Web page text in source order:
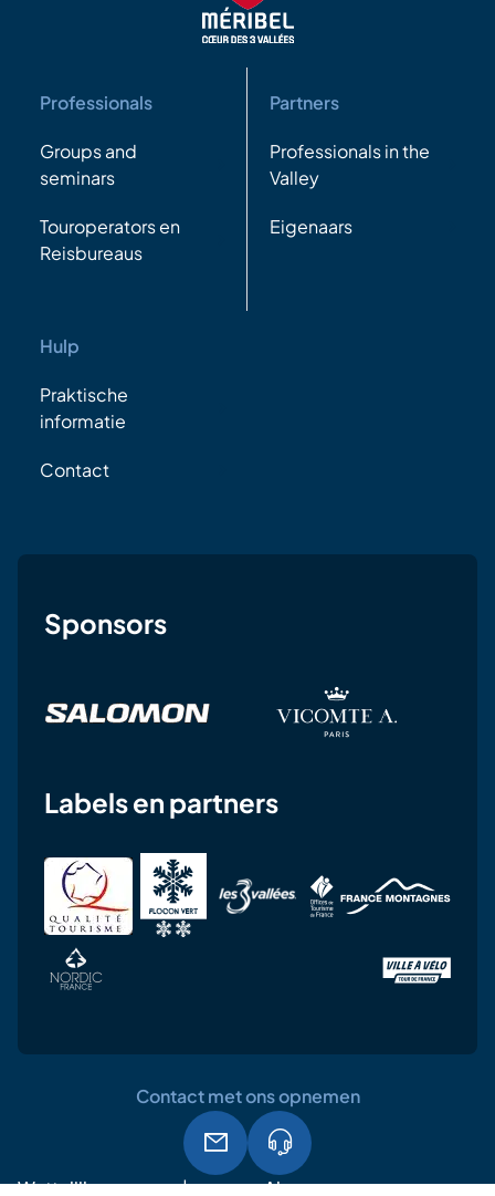
Professionals
Groups and
seminars
Touroperators en
Reisbureaus
Partners
Professionals in the
Valley
Eigenaars
Hulp
Praktische
informatie
Contact
Sponsors
Labels en partners
Wettelijke Algemene
Contact met ons opnemen